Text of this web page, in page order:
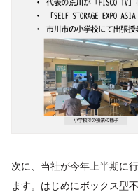
次に、当社が今年上半期に
ます。はじめにボックス型